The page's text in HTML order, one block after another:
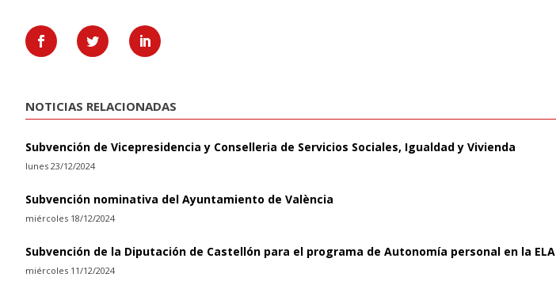
NOTICIAS RELACIONADAS
Subvención de Vicepresidencia y Conselleria de Servicios Sociales, Igualdad y Vivienda
lunes 23/12/2024
Subvención nominativa del Ayuntamiento de València
miércoles 18/12/2024
Subvención de la Diputación de Castellón para el programa de Autonomía personal en la ELA
miércoles 11/12/2024